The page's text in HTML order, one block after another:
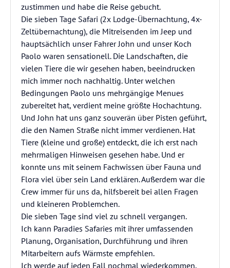
zustimmen und habe die Reise gebucht.
Die sieben Tage Safari (2x Lodge-Übernachtung, 4x-
Zeltübernachtung), die Mitreisenden im Jeep und
hauptsächlich unser Fahrer John und unser Koch
Paolo waren sensationell. Die Landschaften, die
vielen Tiere die wir gesehen haben, beeindrucken
mich immer noch nachhaltig. Unter welchen
Bedingungen Paolo uns mehrgängige Menues
zubereitet hat, verdient meine größte Hochachtung.
Und John hat uns ganz souverän über Pisten geführt,
die den Namen Straße nicht immer verdienen. Hat
Tiere (kleine und große) entdeckt, die ich erst nach
mehrmaligen Hinweisen gesehen habe. Und er
konnte uns mit seinem Fachwissen über Fauna und
Flora viel über sein Land erklären. Außerdem war die
Crew immer für uns da, hilfsbereit bei allen Fragen
und kleineren Problemchen.
Die sieben Tage sind viel zu schnell vergangen.
Ich kann Paradies Safaries mit ihrer umfassenden
Planung, Organisation, Durchführung und ihren
Mitarbeitern aufs Wärmste empfehlen.
Ich werde auf jeden Fall nochmal wiederkommen,